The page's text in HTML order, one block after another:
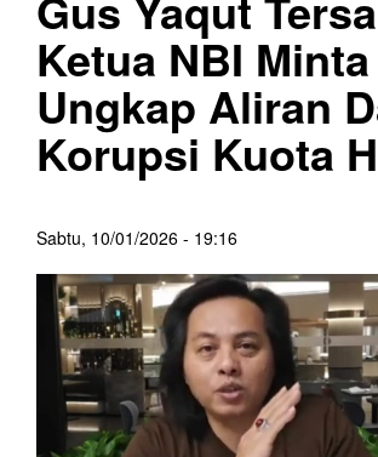
Ketua NBI
Ungkap Aliran
Korupsi Kuota
Sabtu, 10/01/2026 - 19:16